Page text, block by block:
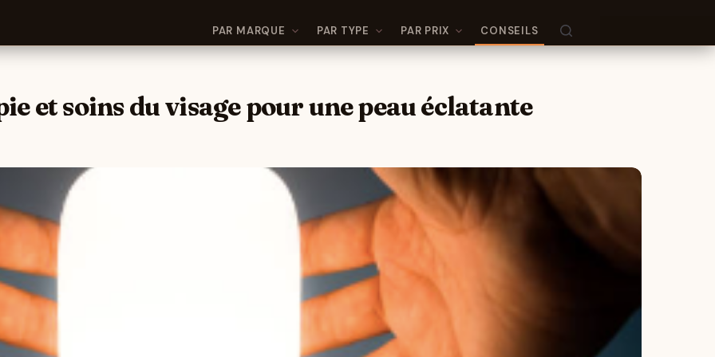
PAR MARQUE PAR TYPE PAR PRIX CONSEILS
et soins du visage pour une peau éclatante